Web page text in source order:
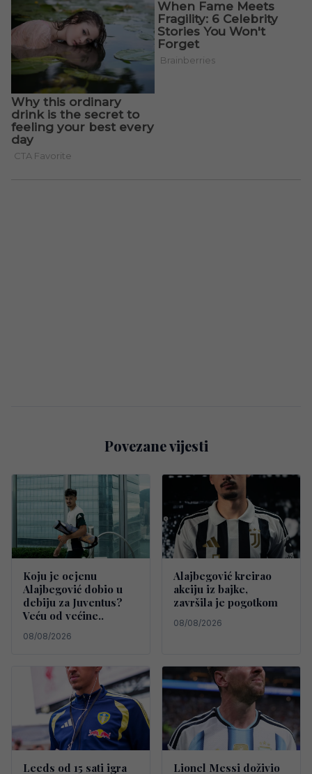
Povezane vijesti
Koju je ocjenu
Alajbegović dobio u
debiju za Juventus?
Veću od većine..
08/08/2026
Alajbegović kreirao
akciju iz bajke,
završila je pogotkom
08/08/2026
Leeds od 15 sati igra
Lionel Messi doživio